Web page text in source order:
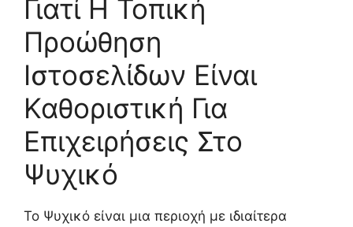
Γιατί Η Τοπική
Προώθηση
Ιστοσελίδων Είναι
Καθοριστική Για
Επιχειρήσεις Στο
Ψυχικό
Το Ψυχικό είναι μια περιοχή με ιδιαίτερα